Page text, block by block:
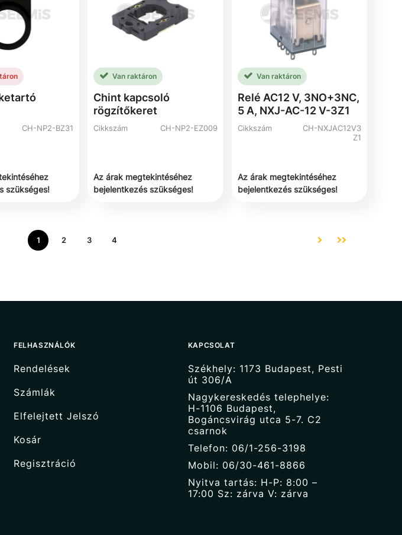
CH-NP2-BZ31
szükséges!
Van raktáron
Chint kapcsoló
rögzítőkeret
Cikkszám CH-NP2-EZ009
Az árak megtekintéséhez
bejelentkezés szükséges!
Van raktáron
Relé AC12 V, 3NO+3NC,
5 A, NXJ-AC-12 V-3Z1
Cikkszám
CH-NXJAC12V3
Z1
Az árak megtekintéséhez
bejelentkezés szükséges!
1 2 3 4
FELHASZNÁLÓK
Rendelések
Számlák
Elfelejtett Jelszó
Kosár
Regisztráció
KAPCSOLAT
Székhely: 1173 Budapest, Pesti
út 306/A
Nagykereskedés telephelye:
H-1106 Budapest,
Bogáncsvirág utca 5-7. C2
csarnok
Telefon: 06/1-256-3198
Mobil: 06/30-461-8866
Nyitva tartás: H-P: 8:00 –
17:00 Sz: zárva V: zárva